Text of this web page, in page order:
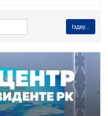
Іздеу...